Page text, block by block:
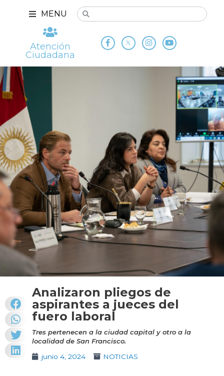
MENU
Atención
Ciudadana
Analizaron pliegos de
aspirantes a jueces del
fuero laboral
Tres pertenecen a la ciudad capital y otro a la
localidad de San Francisco.
junio 4, 2024
NOTICIAS